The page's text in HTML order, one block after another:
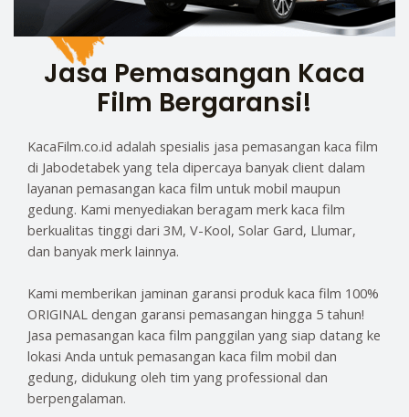
Jasa Pemasangan Kaca
Film Bergaransi!
KacaFilm.co.id adalah spesialis jasa pemasangan kaca film
di Jabodetabek yang tela dipercaya banyak client dalam
layanan pemasangan kaca film untuk mobil maupun
gedung. Kami menyediakan beragam merk kaca film
berkualitas tinggi dari 3M, V-Kool, Solar Gard, Llumar,
dan banyak merk lainnya.
Kami memberikan jaminan garansi produk kaca film 100%
ORIGINAL dengan garansi pemasangan hingga 5 tahun!
Jasa pemasangan kaca film panggilan yang siap datang ke
lokasi Anda untuk pemasangan kaca film mobil dan
gedung, didukung oleh tim yang professional dan
berpengalaman.